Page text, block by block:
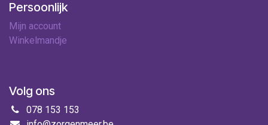
Persoonlijk
Mijn account
Winkelmandje
Volg ons
078 153 153